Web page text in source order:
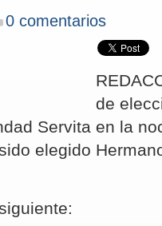
0 comentarios
de
Servita en la
elegido